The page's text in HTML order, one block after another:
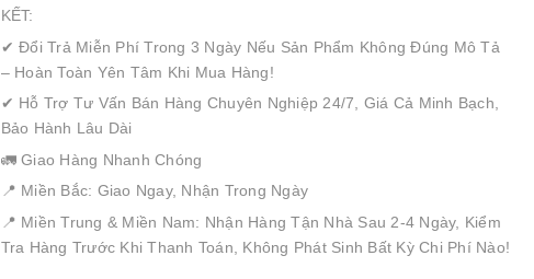
KẾT:
✔ Đổi Trả Miễn Phí Trong 3 Ngày Nếu Sản Phẩm Không Đúng Mô Tả
– Hoàn Toàn Yên Tâm Khi Mua Hàng!
✔ Hỗ Trợ Tư Vấn Bán Hàng Chuyên Nghiệp 24/7, Giá Cả Minh Bạch,
Bảo Hành Lâu Dài
🚛 Giao Hàng Nhanh Chóng
📍 Miền Bắc: Giao Ngay, Nhận Trong Ngày
📍 Miền Trung & Miền Nam: Nhận Hàng Tận Nhà Sau 2-4 Ngày, Kiểm
Tra Hàng Trước Khi Thanh Toán, Không Phát Sinh Bất Kỳ Chi Phí Nào!